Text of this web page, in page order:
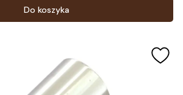
Do koszyka